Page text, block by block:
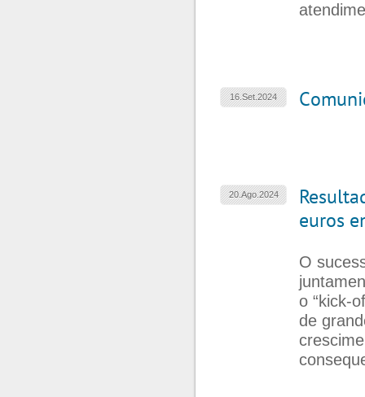
16.Set.2024
20.Ago.2024
euros
O
o “kick-
de